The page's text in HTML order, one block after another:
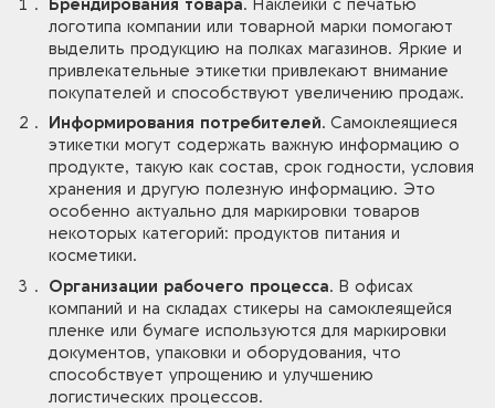
Брендирования товара. Наклейки с печатью
логотипа компании или товарной марки помогают
выделить продукцию на полках магазинов. Яркие и
привлекательные этикетки привлекают внимание
покупателей и способствуют увеличению продаж.
Информирования потребителей. Самоклеящиеся
этикетки могут содержать важную информацию о
продукте, такую как состав, срок годности, условия
хранения и другую полезную информацию. Это
особенно актуально для маркировки товаров
некоторых категорий: продуктов питания и
косметики.
Организации рабочего процесса. В офисах
компаний и на складах стикеры на самоклеящейся
пленке или бумаге используются для маркировки
документов, упаковки и оборудования, что
способствует упрощению и улучшению
логистических процессов.